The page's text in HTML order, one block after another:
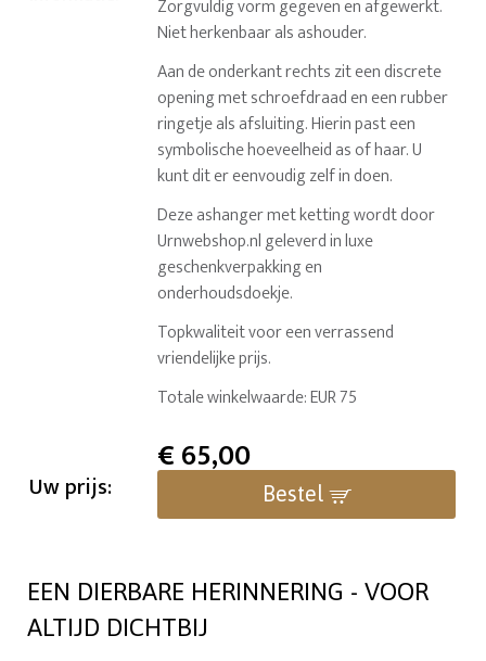
Zorgvuldig vorm gegeven en afgewerkt.
Niet herkenbaar als ashouder.
Aan de onderkant rechts zit een discrete
opening met schroefdraad en een rubber
ringetje als afsluiting. Hierin past een
symbolische hoeveelheid as of haar. U
kunt dit er eenvoudig zelf in doen.
Deze ashanger met ketting wordt door
Urnwebshop.nl geleverd in luxe
geschenkverpakking en
onderhoudsdoekje.
Topkwaliteit voor een verrassend
vriendelijke prijs.
Totale winkelwaarde: EUR 75
Uw prijs:
€65,00
Bestel
EEN DIERBARE HERINNERING - VOOR
ALTIJD DICHTBIJ